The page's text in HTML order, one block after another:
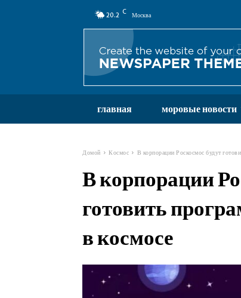
20.2 C Москва
главная моровые новости
Домой Космос В корпорации Роскосмос будут
В корпорации
готовить
в космосе